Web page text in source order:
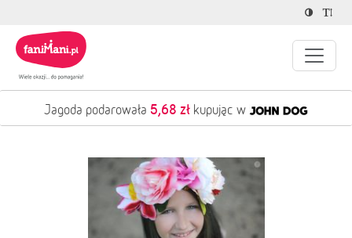
Jagoda podarowała 5,68 zł kupując w